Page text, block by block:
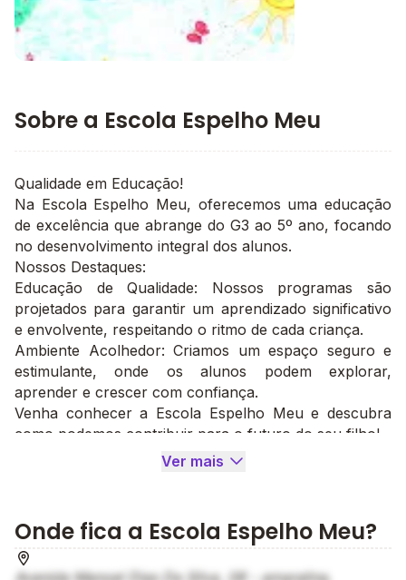
Sobre a Escola Espelho Meu
Qualidade em Educação!
Na Escola Espelho Meu, oferecemos uma educação
de excelência que abrange do G3 ao 5º ano, focando
no desenvolvimento integral dos alunos.
Nossos Destaques:
Educação de Qualidade: Nossos programas são
projetados para garantir um aprendizado significativo
e envolvente, respeitando o ritmo de cada criança.
Ambiente Acolhedor: Criamos um espaço seguro e
estimulante, onde os alunos podem explorar,
aprender e crescer com confiança.
Venha conhecer a Escola Espelho Meu e descubra
como podemos contribuir para o futuro do seu filho!
Ver mais
Onde fica a Escola Espelho Meu?